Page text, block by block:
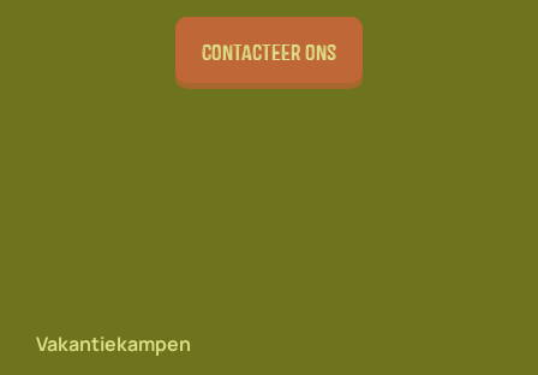
Contacteer ons
Vakantiekampen